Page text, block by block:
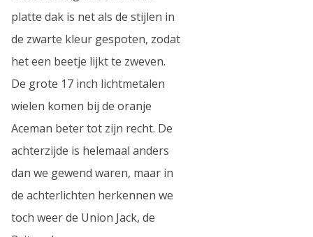
platte dak is net als de stijlen in
de zwarte kleur gespoten, zodat
het een beetje lijkt te zweven.
De grote 17 inch lichtmetalen
wielen komen bij de oranje
Aceman beter tot zijn recht. De
achterzijde is helemaal anders
dan we gewend waren, maar in
de achterlichten herkennen we
toch weer de Union Jack, de